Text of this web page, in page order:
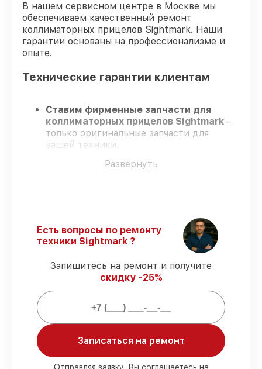
В нашем сервисном центре в Москве мы
обеспечиваем качественный ремонт
коллиматорных прицелов Sightmark. Наши
гарантии основаны на профессионализме и
опыте.
Технические гарантии клиентам
Ставим фирменные запчасти для
коллиматорных прицелов Sightmark –
только оригинальные запчасти для
вашей техники.
проходят регулярное обучение, что
бесконечных переносов.
Официальная гарантия
– на все виды
коллиматорных прицелов Sightmark
предоставляется официальное
сопровождение.
Мы гарантируем:
заказов по ремонту проводятся в
присутствии клиента
Развернуть
Есть вопросы по ремонту
техники Sightmark ?
Запишитесь на ремонт и получите
скидку -25%
Записаться на ремонт